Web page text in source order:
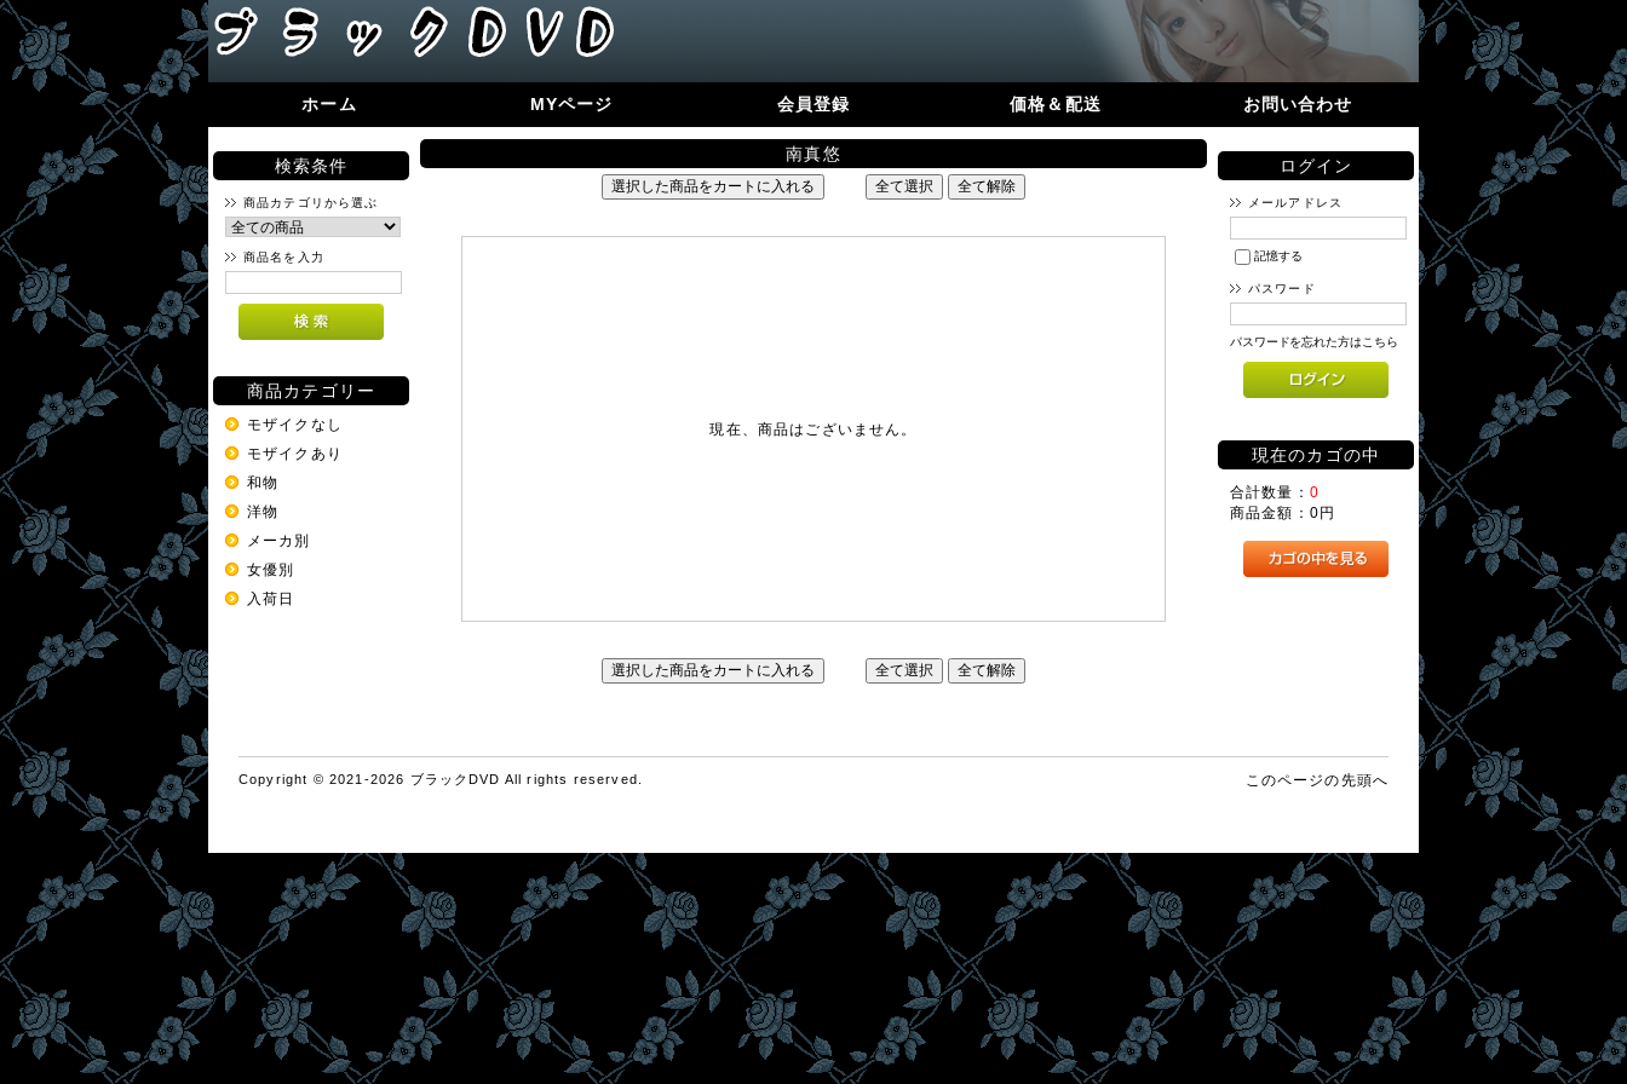
ホーム MYページ 会員登録 価格＆配送 お問い合わせ
検索条件
商品カテゴリから選ぶ
商品名を入力
商品カテゴリー
モザイクなし
モザイクあり
和物
洋物
メーカ別
女優別
入荷日
南真悠
現在、商品はございません。
ログイン
メールアドレス
記憶する
パスワード
パスワードを忘れた方はこちら
現在のカゴの中
合計数量： 0
商品金額： 0円
このページの先頭へ
Copyright © 2021-2026 ブラックDVD All rights reserved.